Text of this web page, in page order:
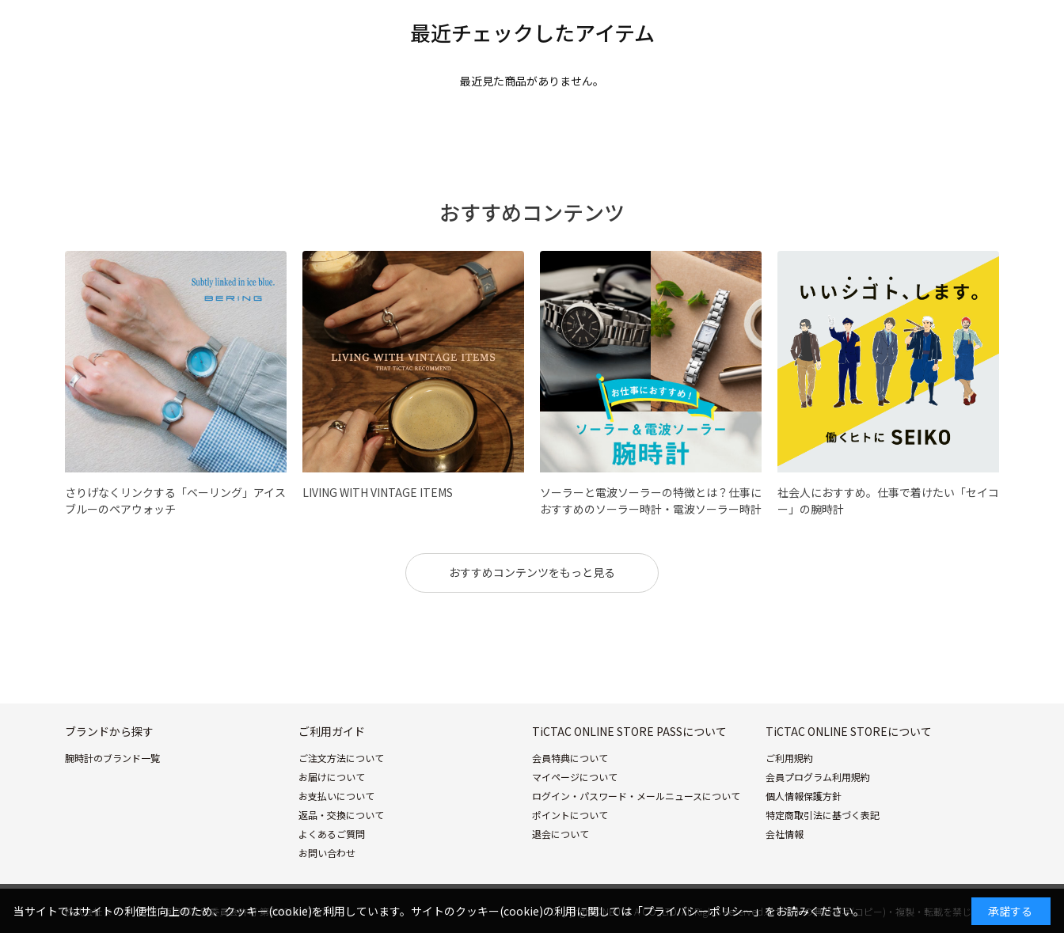
最近見た商品がありません。
おすすめコンテンツ
さりげなくリンクする「ベーリング」アイス
ブルーのペアウォッチ
LIVING WITH VINTAGE ITEMS
ソーラーと電波ソーラーの特徴とは？仕事に
おすすめのソーラー時計・電波ソーラー時計
社会人におすすめ。仕事で着けたい「セイコ
ー」の腕時計
おすすめコンテンツをもっと見る
ブランドから探す
腕時計のブランド一覧
ご利用ガイド
ご注文方法について
お届けについて
お支払いについて
返品・交換について
よくあるご質問
お問い合わせ
TiCTAC ONLINE STORE PASSについて
会員特典について
マイページについて
ログイン・パスワード・メールニュースについて
ポイントについて
退会について
TiCTAC ONLINE STOREについて
ご利用規約
会員プログラム利用規約
個人情報保護方針
特定商取引法に基づく表記
会社情報
株式会社ヌーヴ・エイ 東京都公安委員会許可 第303310107497号 Copyright©NEUVE A CO.,LTD. All Rights Reserved.本サイトの無断複写(コピー)・複製・転載を禁じます。
当サイトではサイトの利便性向上のため、クッキー(cookie)を利用しています。サイトのクッキー(cookie)の利用に関しては「プライバシーポリシー」をお読みください。 承諾する